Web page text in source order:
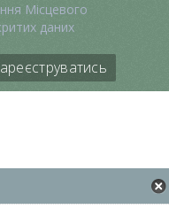
Місцевого
даних